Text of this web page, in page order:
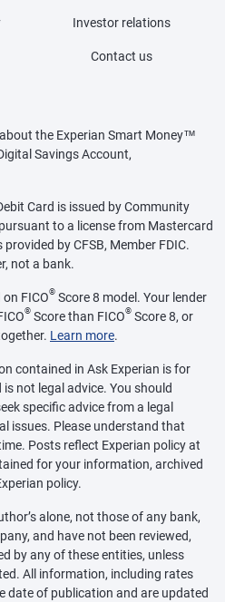
Investor relations
Contact us
the Experian Smart Money™
Savings Account,
Card is issued by Community
to a license from Mastercard
by CFSB, Member FDIC.
not a bank.
FICO® Score 8 model. Your lender
® Score than FICO® Score 8, or
Learn more.
contained in Ask Experian is for
not legal advice. You should
specific advice from a legal
issues. Please understand that
Posts reflect Experian policy at
for your information, archived
policy.
alone, not those of any bank,
and have not been reviewed,
by any of these entities, unless
All information, including rates
date of publication and are updated